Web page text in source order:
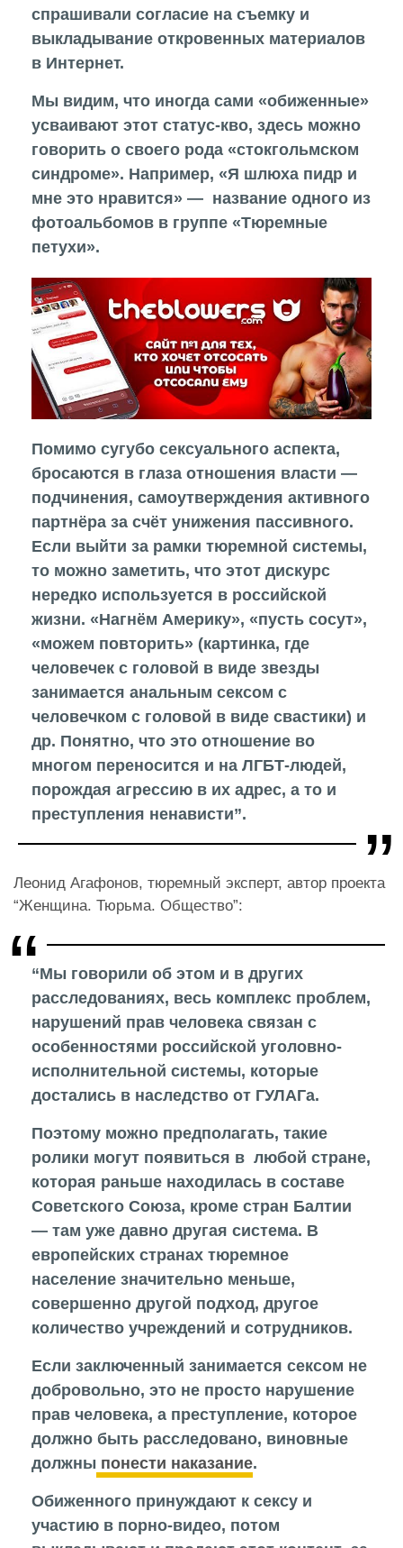
спрашивали согласие на съемку и
выкладывание откровенных материалов
в Интернет.
Мы видим, что иногда сами «обиженные»
усваивают этот статус-кво, здесь можно
говорить о своего рода «стокгольмском
синдроме». Например, «Я шлюха пидр и
мне это нравится» — название одного из
фотоальбомов в группе «Тюремные
петухи».
Помимо сугубо сексуального аспекта,
бросаются в глаза отношения власти —
подчинения, самоутверждения активного
партнёра за счёт унижения пассивного.
Если выйти за рамки тюремной системы,
то можно заметить, что этот дискурс
нередко используется в российской
жизни. «Нагнём Америку», «пусть сосут»,
«можем повторить» (картинка, где
человечек с головой в виде звезды
занимается анальным сексом с
человечком с головой в виде свастики) и
др. Понятно, что это отношение во
многом переносится и на ЛГБТ-людей,
порождая агрессию в их адрес, а то и
преступления ненависти”.
Леонид Агафонов, тюремный эксперт, автор проекта
“Женщина. Тюрьма. Общество”:
“Мы говорили об этом и в других
расследованиях, весь комплекс проблем,
нарушений прав человека связан с
особенностями российской уголовно-
исполнительной системы, которые
достались в наследство от ГУЛАГа.
Поэтому можно предполагать, такие
ролики могут появиться в любой стране,
которая раньше находилась в составе
Советского Союза, кроме стран Балтии
— там уже давно другая система. В
европейских странах тюремное
население значительно меньше,
совершенно другой подход, другое
количество учреждений и сотрудников.
Если заключенный занимается сексом не
добровольно, это не просто нарушение
прав человека, а преступление, которое
должно быть расследовано, виновные
должны понести наказание.
Обиженного принуждают к сексу и
участию в порно-видео, потом